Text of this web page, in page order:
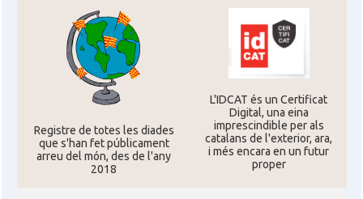
CAMON Catalans a WYOMING
Casal
American Institute for Catalan
Studies (AICS)
Casal Català de Minnesota
Casal Casal Català del Nord de Califòrnia
Registre de totes les diades
que s'han fet públicament
arreu del món, des de l'any
2018
L'IDCAT és un Certificat
Digital, una eina
imprescindible per als
catalans de l'exterior, ara,
i més encara en un futur
proper